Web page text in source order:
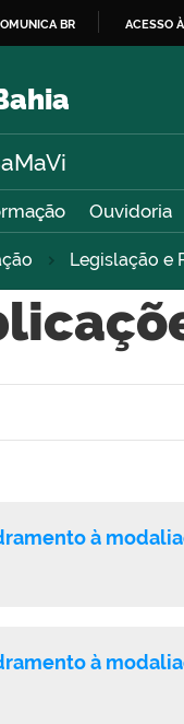
O
BR ACESSO
Ouvidoria
Legislação e
à
à